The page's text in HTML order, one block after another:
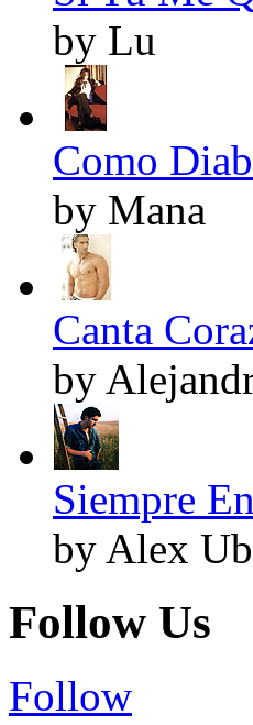
by Lu
Como
by Mana
Canta
by
Siempre
by Alex
Follow Us
Follow